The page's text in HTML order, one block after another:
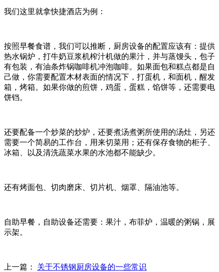
我们这里就拿快捷酒店为例：
按照早餐食谱，我们可以推断，厨房设备的配置应该有：提供
热水锅炉，打牛奶豆浆机榨汁机做的果汁，并与蒸馒头，包子
有包装，有油条炸锅咖啡机冲泡咖啡。如果面包和糕点都是自
己做，你需要配置木材表面的情况下，打蛋机，和面机，醒发
箱，烤箱。如果你做的煎饼，鸡蛋，蛋糕，馅饼等，还需要电
饼铛。
还要配备一个炒菜的炒炉，还要煮汤煮粥所使用的汤灶，另还
需要一个简易的工作台，用来切菜用；还有保存食物的柜子、
冰箱、以及清洗蔬菜水果的水池都不能缺少。
还有烤面包、切肉磨床、切片机、烟罩、隔油池等。
自助早餐，自助设备还需要：果汁，布菲炉，温暖的粥锅，展
示架。
上一篇： 关于不锈钢厨房设备的一些常识